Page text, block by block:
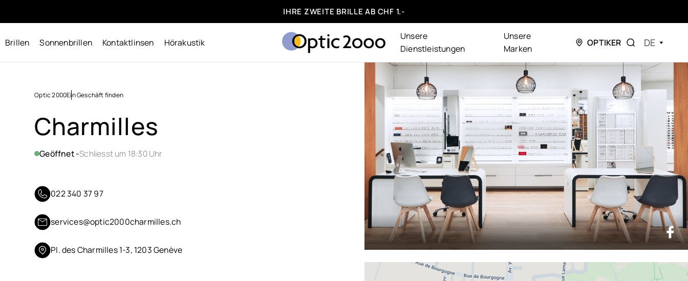
IHRE ZWEITE BRILLE AB CHF 1.-
Brillen Sonnenbrillen Kontaktlinsen Hörakustik
Unsere
Dienstleistungen
Unsere
Marken
OPTIKER DE
Optic 2000Ein Geschäft finden
Charmilles
Geöffnet -Schliesst um 18:30 Uhr
022 340 37 97
services@optic2000charmilles.ch
Pl. des Charmilles 1-3, 1203 Genève